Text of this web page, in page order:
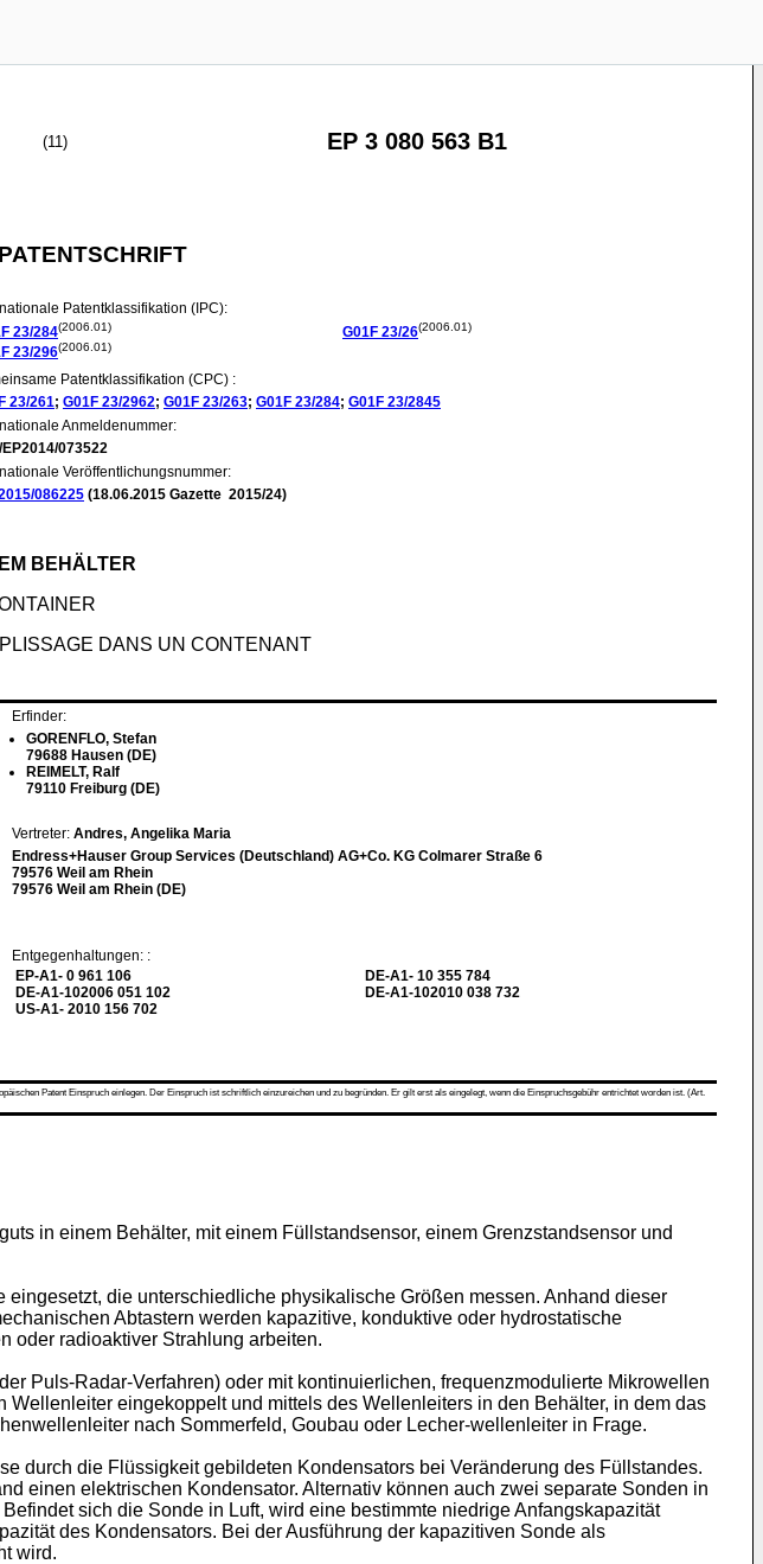
(11) EP 3 080 563 B1
Patentklassifikation (IPC):
23/284(2006.01)
23/296(2006.01)
G01F 23/26(2006.01)
Patentklassifikation (CPC) :
23/261; G01F 23/2962; G01F 23/263; G01F 23/284; G01F 23/2845
Anmeldenummer:
EP2014/073522
Veröffentlichungsnummer:
086225 (18.06.2015 Gazette 2015/24)
BEHÄLTER
DANS UN CONTENANT
Erfinder:
GORENFLO, Stefan
79688 Hausen (DE)
REIMELT, Ralf
79110 Freiburg (DE)
Vertreter: Andres, Angelika Maria
Endress+Hauser Group Services (Deutschland) AG+Co. KG Colmarer Straße 6
79576 Weil am Rhein
79576 Weil am Rhein (DE)
Entgegenhaltungen: :
EP-A1- 0 961 106
DE-A1-102006 051 102
US-A1- 2010 156 702
DE-A1- 10 355 784
DE-A1-102010 038 732
Patent Einspruch einlegen. Der Einspruch ist schriftlich einzureichen und zu begründen. Er gilt erst als eingelegt, wenn die Einspruchsgebühr entrichtet worden ist. (Art.
in einem Behälter, mit einem Füllstandsensor, einem Grenzstandsensor und
die unterschiedliche physikalische Größen messen. Anhand dieser
Abtastern werden kapazitive, konduktive oder hydrostatische
oder radioaktiver Strahlung arbeiten.
Puls-Radar-Verfahren) oder mit kontinuierlichen, frequenzmodulierte Mikrowellen
eingekoppelt und mittels des Wellenleiters in den Behälter, in dem das
nach Sommerfeld, Goubau oder Lecher-wellenleiter in Frage.
durch die Flüssigkeit gebildeten Kondensators bei Veränderung des Füllstandes.
einen elektrischen Kondensator. Alternativ können auch zwei separate Sonden in
sich die Sonde in Luft, wird eine bestimmte niedrige Anfangskapazität
des Kondensators. Bei der Ausführung der kapazitiven Sonde als
wird.